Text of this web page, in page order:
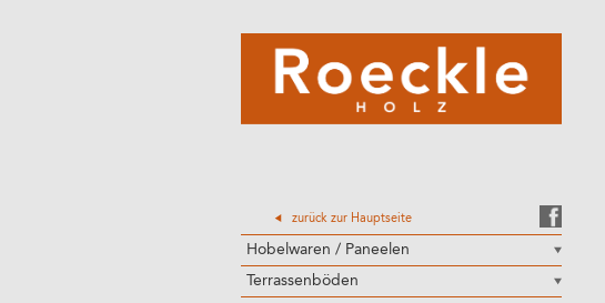
zurück zur Hauptseite
Hobelwaren / Paneelen
Terrassenböden